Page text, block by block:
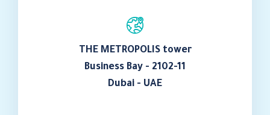
THE METROPOLIS tower
Business Bay - 2102-11
Dubai - UAE